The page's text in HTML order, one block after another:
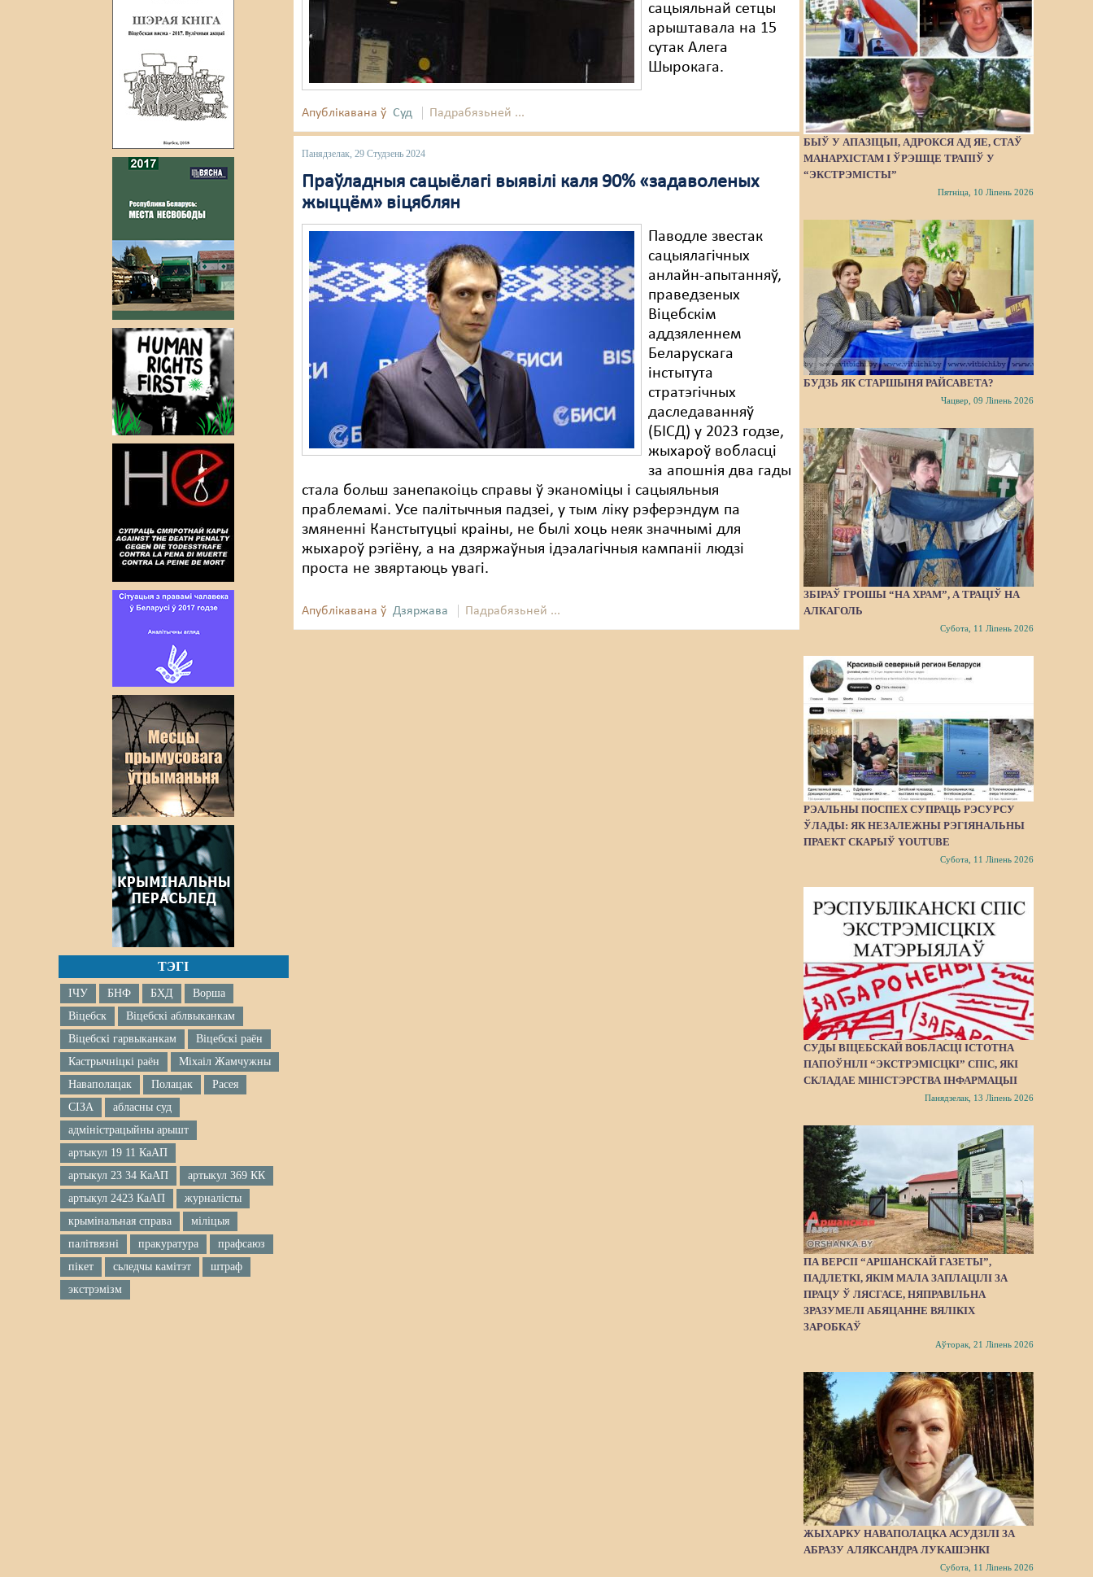
ТЭГІ
ІЧУ БНФ БХД
Ворша
Віцебск
Віцебскі аблвыканкам
Віцебскі гарвыканкам
Віцебскі раён
Кастрычніцкі раён
Міхаіл Жамчужны
Наваполацак
Полацак
Расея
СІЗА
абласны суд
адміністрацыйны арышт
артыкул 19 11 КаАП
артыкул 23 34 КаАП
артыкул 369 КК
артыкул 2423 КаАП
журналісты
крымінальная справа
міліцыя
палітвязні
пракуратура
прафсаюз
пікет
сьледчы камітэт
штраф
экстрэмізм
сацыяльнай сетцы
арыштавала на 15
сутак Алега
Шырокага.
Апублікавана ў Суд Падрабязьней ...
Панядзелак, 29 Студзень 2024
Праўладныя сацыёлагі выявілі каля 90% «задаволеных
жыццём» віцяблян
Паводле звестак
сацыялагічных
анлайн-апытанняў,
праведзеных
Віцебскім
аддзяленнем
Беларускага
інстытута
стратэгічных
даследаванняў
(БІСД) у 2023 годзе,
жыхароў вобласці
за апошнія два гады
стала больш занепакоіць справы ў эканоміцы і сацыяльныя
праблемамі. Усе палітычныя падзеі, у тым ліку рэферэндум па
змяненні Канстытуцыі краіны, не былі хоць неяк значнымі для
жыхароў рэгіёну, а на дзяржаўныя ідэалагічныя кампаніі людзі
проста не звяртаюць увагі.
Апублікавана ў Дзяржава Падрабязьней ...
БЫЎ У АПАЗІЦЫІ, АДРОКСЯ АД ЯЕ, СТАЎ
МАНАРХІСТАМ І ЎРЭШЦЕ ТРАПІЎ У
“ЭКСТРЭМІСТЫ”
Пятніца, 10 Ліпень 2026
БУДЗЬ ЯК СТАРШЫНЯ РАЙСАВЕТА?
Чацвер, 09 Ліпень 2026
ЗБІРАЎ ГРОШЫ “НА ХРАМ”, А ТРАЦІЎ НА
АЛКАГОЛЬ
Субота, 11 Ліпень 2026
РЭАЛЬНЫ ПОСПЕХ СУПРАЦЬ РЭСУРСУ
ЎЛАДЫ: ЯК НЕЗАЛЕЖНЫ РЭГІЯНАЛЬНЫ
ПРАЕКТ СКАРЫЎ YOUTUBE
Субота, 11 Ліпень 2026
СУДЫ ВІЦЕБСКАЙ ВОБЛАСЦІ ІСТОТНА
ПАПОЎНІЛІ “ЭКСТРЭМІСЦКІ” СПІС, ЯКІ
СКЛАДАЕ МІНІСТЭРСТВА ІНФАРМАЦЫІ
Панядзелак, 13 Ліпень 2026
ПА ВЕРСІІ “АРШАНСКАЙ ГАЗЕТЫ”,
ПАДЛЕТКІ, ЯКІМ МАЛА ЗАПЛАЦІЛІ ЗА
ПРАЦУ Ў ЛЯСГАСЕ, НЯПРАВІЛЬНА
ЗРАЗУМЕЛІ АБЯЦАННЕ ВЯЛІКІХ
ЗАРОБКАЎ
Аўторак, 21 Ліпень 2026
ЖЫХАРКУ НАВАПОЛАЦКА АСУДЗІЛІ ЗА
АБРАЗУ АЛЯКСАНДРА ЛУКАШЭНКІ
Субота, 11 Ліпень 2026